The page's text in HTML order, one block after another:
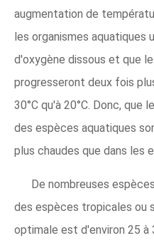
augmentation de
les organismes aquatiques
d'oxygène dissous et que
progresseront deux fois
30°C qu'à 20°C. Donc, que
des espèces aquatiques
plus chaudes que dans les
De nombreuses
des espèces tropicales ou
optimale est d'environ 25 à